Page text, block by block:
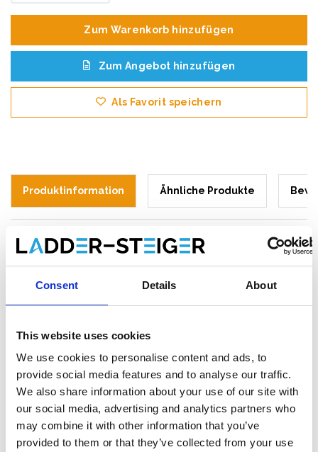
Consent Details About
This website uses cookies
We use cookies to personalise content and ads, to
provide social media features and to analyse our traffic.
We also share information about your use of our site with
our social media, advertising and analytics partners who
may combine it with other information that you’ve
provided to them or that they’ve collected from your use
Zum Warenkorb hinzufügen
Zum Angebot hinzufügen
Als Favorit speichern
Produktinformation Ähnliche Produkte
Beschreibung
ASC Treppenturm 135 x 250 cm –
Arbeitshöhe 14 Meter
Lösung für alle, die sicher, schnell und ergonomisch in der
Höhe arbeiten möchten. Dank der stabilen
Aluminiumkonstruktion und der integrierten Treppen können
Material und Personal mühelos auf höhere Ebenen gebracht
werden. Ideal für den professionellen Einsatz auf Baustellen,
Veranstaltungen und öffentlich zugänglichen Arbeitsorten.